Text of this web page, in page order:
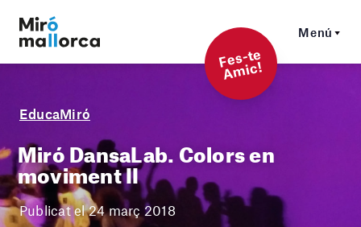
Menú
F
es-t
e
A
mi
c!
EducaMiró
Miró DansaLab. Colors en
moviment II
Publicat el 24 març 2018